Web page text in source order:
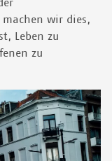
machen wir dies,
Leben zu
zu